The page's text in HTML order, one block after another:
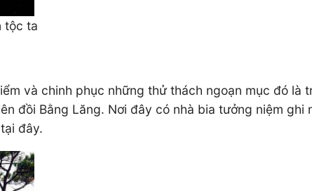
tộc ta
và chinh phục những thử thách ngoạn mục đó là
đồi Bằng Lăng. Nơi đây có nhà bia tưởng niệm ghi
đây.